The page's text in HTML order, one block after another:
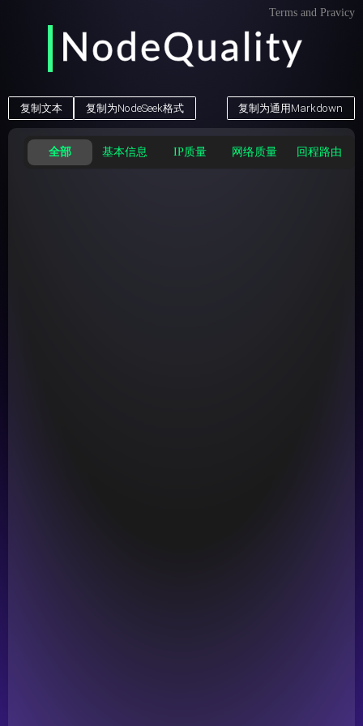
Terms and Pravicy
NodeQuality
NodeQuality
复制文本 复制为NodeSeek格式 复制为通用Markdown
全部 基本信息 IP质量 网络质量 回程路由